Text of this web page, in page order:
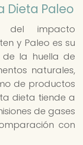
Dieta Paleo
del impacto
y Paleo es su
la huella de
naturales,
de productos
dieta tiende a
de gases
con